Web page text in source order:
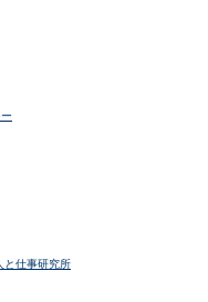
と仕事研究所